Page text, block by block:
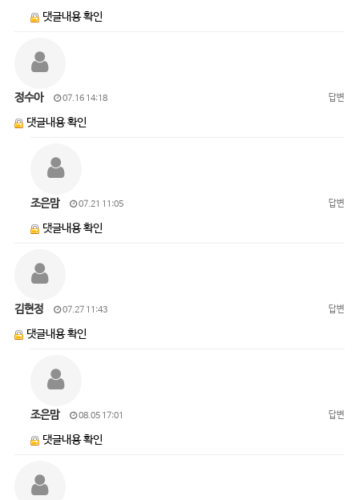
댓글내용 확인
정수아 07.16 14:18 답변
댓글내용 확인
조은맘 07.21 11:05 답변
댓글내용 확인
김현정 07.27 11:43 답변
댓글내용 확인
조은맘 08.05 17:01 답변
댓글내용 확인